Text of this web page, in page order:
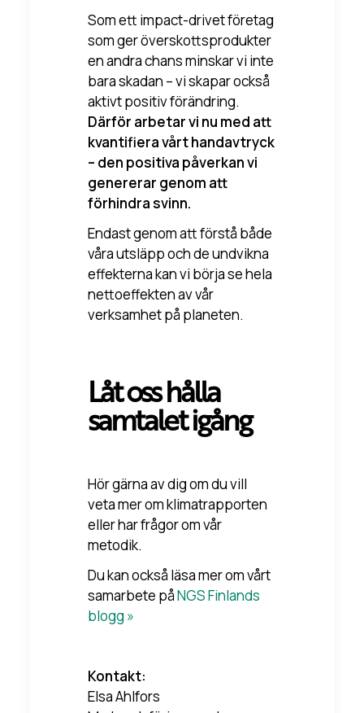
Som ett impact-drivet företag
som ger överskottsprodukter
en andra chans minskar vi inte
bara skadan – vi skapar också
aktivt positiv förändring.
Därför arbetar vi nu med att
kvantifiera vårthandavtryck
– den positiva påverkan vi
genererar genom att
förhindra svinn.
Endast genom att förstå både
våra utsläpp och de undvikna
effekterna kan vi börja se hela
nettoeffekten av vår
verksamhet på planeten.
Låt oss hålla
samtalet igång
Hör gärna av dig om du vill
veta mer om klimatrapporten
eller har frågor om vår
metodik.
Du kan också läsa mer om vårt
samarbete påNGS Finlands
blogg »
Kontakt:
Elsa Ahlfors